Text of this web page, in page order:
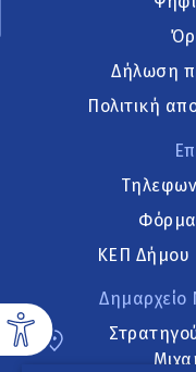
Δήλωση
Πολιτική
Φόρμα
ΚΕΠ Δήμου